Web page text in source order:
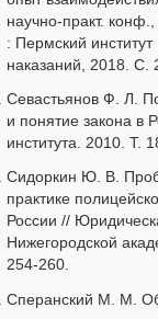
научно-практ.
: Пермский
наказаний, 2018. С.
Севастьянов Ф. Л.
и понятие закона в
института. 2010. Т.
Сидоркин Ю. В.
практике
России //
Нижегородской
254-260.
Сперанский М. М.